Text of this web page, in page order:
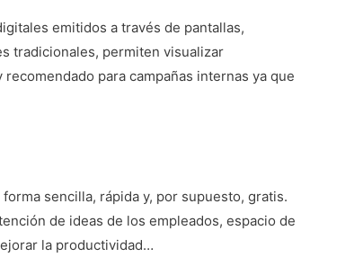
emitidos a través de pantallas,
tradicionales, permiten visualizar
para campañas internas ya que
sencilla, rápida y, por supuesto, gratis.
de ideas de los empleados, espacio de
la productividad…